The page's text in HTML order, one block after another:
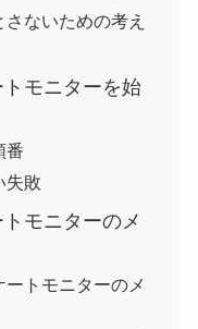
ないための考え
モニターを始
番
失敗
モニターのメ
トモニターのメ